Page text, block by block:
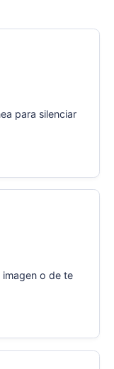
para silenciar
o de te